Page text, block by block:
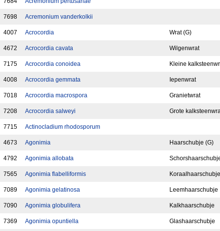
7698 Acremonium vanderkolkii
4007 Acrocordia Wrat (G)
4672 Acrocordia cavata Wilgenwrat
7175 Acrocordia conoidea Kleine
4008 Acrocordia gemmata Iepenwrat
7018 Acrocordia macrospora Granietwrat
7208 Acrocordia salweyi Grote
7715 Actinocladium rhodosporum
4673 Agonimia Haarschubje (G)
4792 Agonimia allobata
7565 Agonimia flabelliformis Koraalhaarschubje
7089 Agonimia gelatinosa Leemhaarschubje
7090 Agonimia globulifera Kalkhaarschubje
7369 Agonimia opuntiella Glashaarschubje